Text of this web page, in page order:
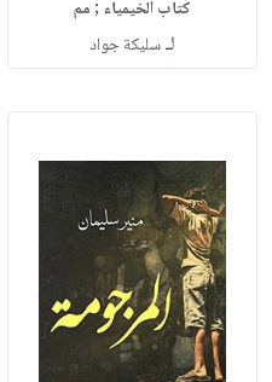
كتاب الخيمياء ; مم
لـسليكة جواد